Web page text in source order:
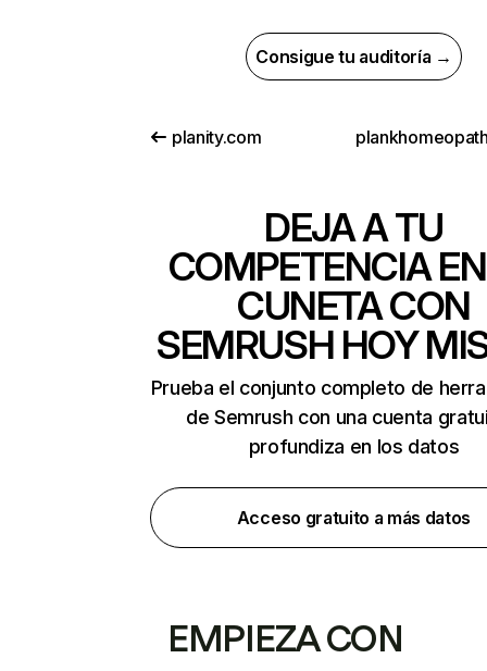
Consigue tu auditoría →
planity.com
DEJA A TU
COMPETENCIA
CUNETA CON
SEMRUSH HOY
Prueba el conjunto completo de
de Semrush con una cuenta
profundiza en los datos
Acceso gratuito a más datos
EMPIEZA CON